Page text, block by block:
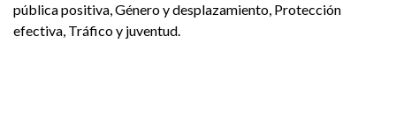
pública positiva, Género y desplazamiento, Protección
efectiva, Tráfico y juventud.